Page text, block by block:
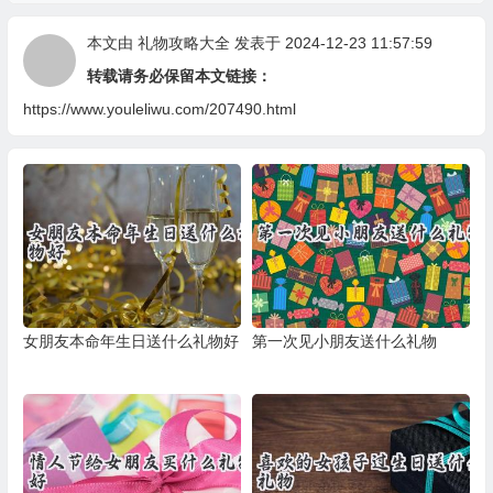
本文由 礼物攻略大全发表于 2024-12-23 11:57:59
转载请务必保留本文链接：
https://www.youleliwu.com/207490.html
女朋友本命年生日送什么礼物好 第一次见小朋友送什么礼物